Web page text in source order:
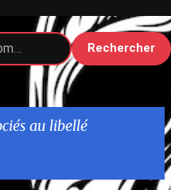
Rechercher
au libellé